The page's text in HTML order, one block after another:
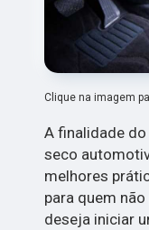
Clique na imagem
A finalidade
seco
melhores
para quem
deseja iniciar